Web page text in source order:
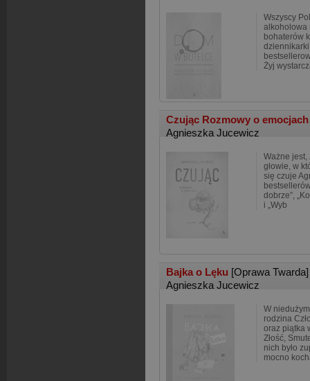
Wszyscy
alkoholowa
bohaterów
Żyj
Czując Rozmowy o
Agnieszka Jucewicz
Ważne jest,
głowie, w
się czuje
dobrze”,
i „Wyb
Bajka o Lęku [Oprawa Twarda]
Agnieszka Jucewicz
W
rodzina
oraz piątka
Złość,
nich było
mocno